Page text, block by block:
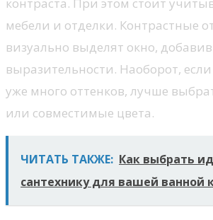
мебели и отделки. Контрастные
визуально выделят окно, добавив
выразительности. Наоборот,
уже много оттенков, лучше
или совместимые цвета.
ЧИТАТЬ ТАКЖЕ: Как выбрать
сантехнику для вашей ванной